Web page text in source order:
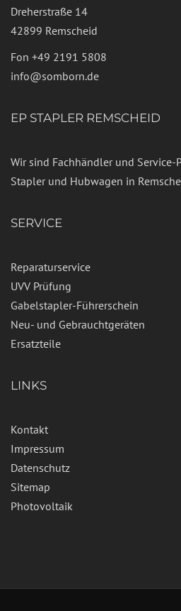
Dreherstraße 14
42899 Remscheid
Fon +49 2191 5808
info@somborn.de
EP STAPLER REMSCHEID
Wir sind Fachhändler und Service-
Stapler und Hubwagen in
SERVICE
Reparaturservice
UVV Prüfung
Gabelstapler-Führerschein
Neu- und Gebrauchtgeräten
Ersatzteile
LINKS
Kontakt
Impressum
Datenschutz
Sitemap
Photovoltaik